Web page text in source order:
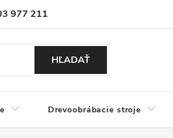
977 211
údajov
HĽADAŤ
Drevoobrábacie stroje